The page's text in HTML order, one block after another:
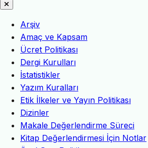
Arşiv
Amaç ve Kapsam
Ücret Politikası
Dergi Kurulları
İstatistikler
Yazım Kuralları
Etik İlkeler ve Yayın Politikası
Dizinler
Makale Değerlendirme Süreci
Kitap Değerlendirmesi İçin Notlar